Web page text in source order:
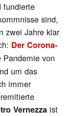
fundierte
sind,
zwei Jahre klar
Der Corona-
Pandemie von
um das
immer
Vernezza ist